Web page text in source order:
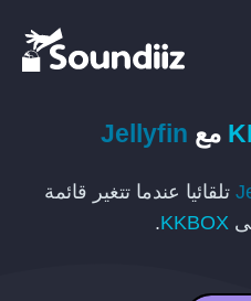
مع Jellyfin
تلقائيا عندما تتغير قائمة
KKBOX
.